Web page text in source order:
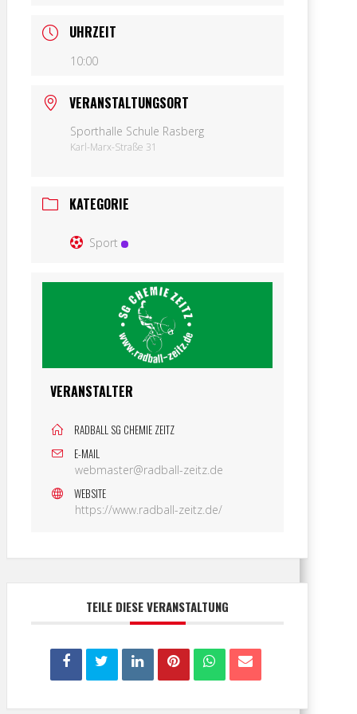
UHRZEIT
10:00
VERANSTALTUNGSORT
Sporthalle Schule Rasberg
Karl-Marx-Straße 31
KATEGORIE
Sport
VERANSTALTER
RADBALL SG CHEMIE ZEITZ
E-MAIL
webmaster@radball-zeitz.de
WEBSITE
https://www.radball-zeitz.de/
TEILE DIESE VERANSTALTUNG